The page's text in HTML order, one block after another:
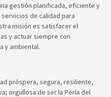
gestión planificada, eficiente y
de calidad para
misión es satisfacer el
y actuar siempre con
y ambiental.
próspera, segura, resiliente,
orgullosa de ser la Perla del